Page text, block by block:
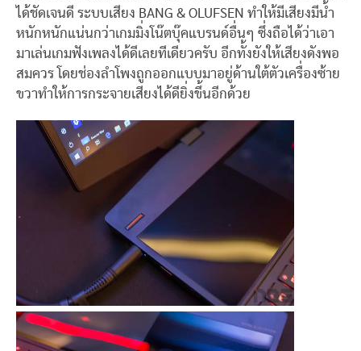
ได้ชัดเจนดี ระบบเสียง BANG & OLUFSEN ทำให้มีเสียงมีน้ำ
หนักหนักแน่นกว่าเกมมิ่งโน๊ตบุ๊คแบรนด์อื่นๆ ซึ่งถือได้ว่าเอา
มาเล่นเกมฟังเพลงได้ดีเลยทีเดียวครับ อีกทั้งยังให้เสียงดังพอ
สมควร โดยช่องลำโพงถูกออกแบบมาอยู่ด้านใต้ตัวเครื่องซ้าย
ขวาทำให้การกระจายเสียงได้ดียิ่งขึ้นอีกด้วย